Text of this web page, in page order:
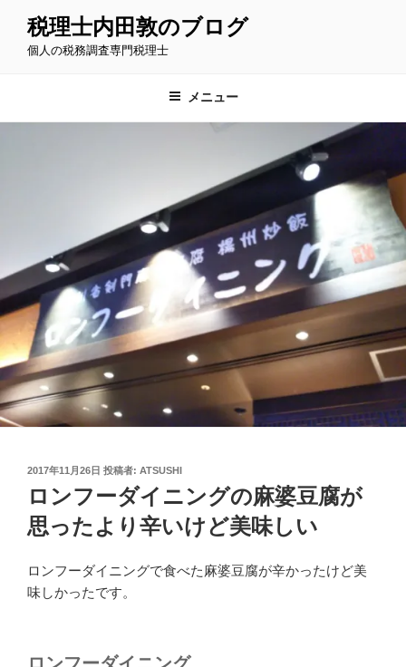
税理士内田敦のブログ
個人の税務調査専門税理士
メニュー
投
日:
2017年11月26日 投稿者: ATSUSHI
ロンフーダイニングの麻婆豆腐が
思ったより辛いけど美味しい
ロンフーダイニングで食べた麻婆豆腐が辛かったけど美
味しかったです。